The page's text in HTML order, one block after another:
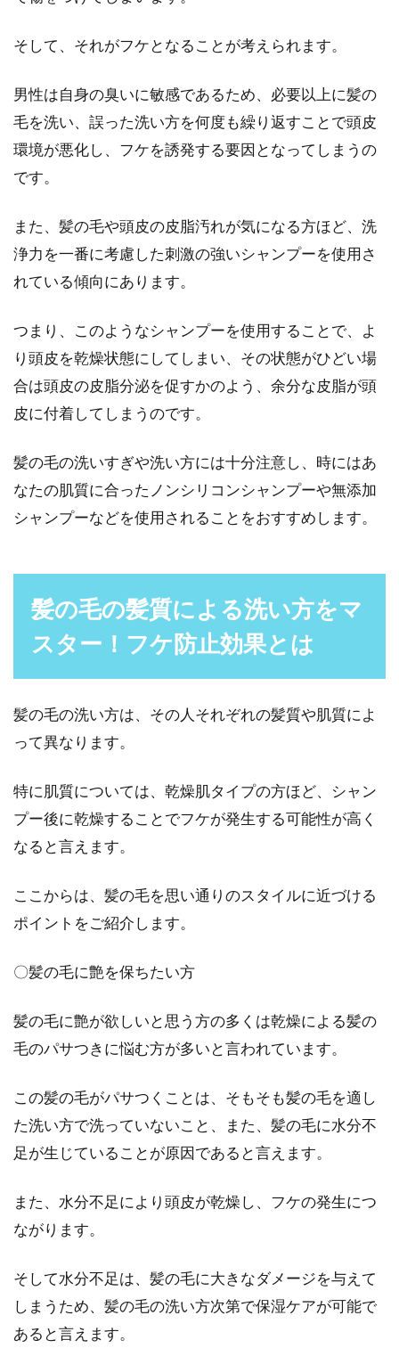
そして、それがフケとなることが考えられます。
男性は自身の臭いに敏感であるため、必要以上に髪の
毛を洗い、誤った洗い方を何度も繰り返すことで頭皮
環境が悪化し、フケを誘発する要因となってしまうの
です。
また、髪の毛や頭皮の皮脂汚れが気になる方ほど、洗
浄力を一番に考慮した刺激の強いシャンプーを使用さ
れている傾向にあります。
つまり、このようなシャンプーを使用することで、よ
り頭皮を乾燥状態にしてしまい、その状態がひどい場
合は頭皮の皮脂分泌を促すかのよう、余分な皮脂が頭
皮に付着してしまうのです。
髪の毛の洗いすぎや洗い方には十分注意し、時にはあ
なたの肌質に合ったノンシリコンシャンプーや無添加
シャンプーなどを使用されることをおすすめします。
髪の毛の髪質による洗い方をマ
スター！フケ防止効果とは
髪の毛の洗い方は、その人それぞれの髪質や肌質によ
って異なります。
特に肌質については、乾燥肌タイプの方ほど、シャン
プー後に乾燥することでフケが発生する可能性が高く
なると言えます。
ここからは、髪の毛を思い通りのスタイルに近づける
ポイントをご紹介します。
〇髪の毛に艶を保ちたい方
髪の毛に艶が欲しいと思う方の多くは乾燥による髪の
毛のパサつきに悩む方が多いと言われています。
この髪の毛がパサつくことは、そもそも髪の毛を適し
た洗い方で洗っていないこと、また、髪の毛に水分不
足が生じていることが原因であると言えます。
また、水分不足により頭皮が乾燥し、フケの発生につ
ながります。
そして水分不足は、髪の毛に大きなダメージを与えて
しまうため、髪の毛の洗い方次第で保湿ケアが可能で
あると言えます。